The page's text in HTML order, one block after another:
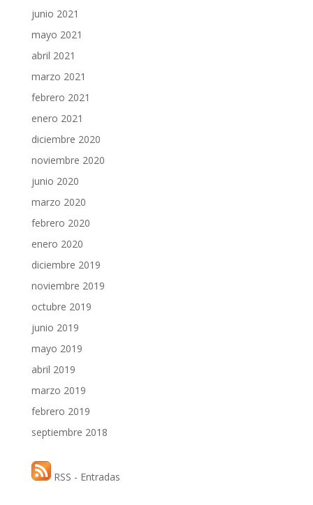
junio 2021
mayo 2021
abril 2021
marzo 2021
febrero 2021
enero 2021
diciembre 2020
noviembre 2020
junio 2020
marzo 2020
febrero 2020
enero 2020
diciembre 2019
noviembre 2019
octubre 2019
junio 2019
mayo 2019
abril 2019
marzo 2019
febrero 2019
septiembre 2018
RSS - Entradas